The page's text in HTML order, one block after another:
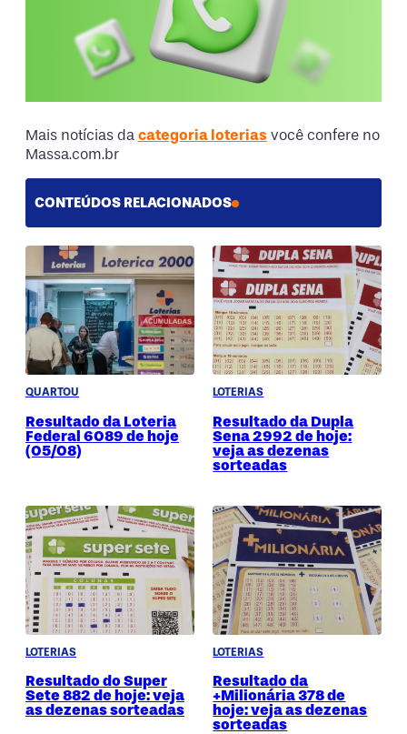
Mais notícias da categoria loterias você confere no
Massa.com.br
CONTEÚDOS RELACIONADOS
QUARTOU
Resultado da Loteria
Federal 6089 de hoje
(05/08)
LOTERIAS
Resultado da Dupla
Sena 2992 de hoje:
veja as dezenas
sorteadas
LOTERIAS
Resultado do Super
Sete 882 de hoje: veja
as dezenas sorteadas
LOTERIAS
Resultado da
+Milionária 378 de
hoje: veja as dezenas
sorteadas